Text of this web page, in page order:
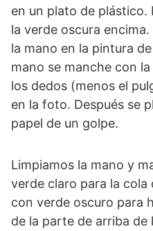
en un plato de plástico.
la verde oscura
la mano en la pintura
mano se manche con
los dedos (menos el
en la foto. Después se
papel de un golpe.
Limpiamos la mano y
verde claro para la cola
con verde oscuro para
de la parte de arriba de